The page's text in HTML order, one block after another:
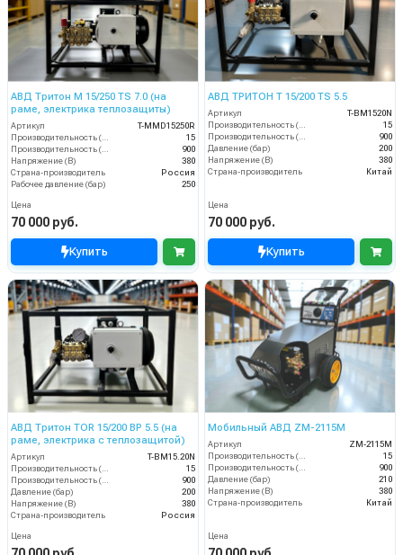
АВД Тритон M 15/250 TS 7.0 (на
раме, электрика теплозащиты)
Артикул
T-MMD15250R
15
900
Напряжение (В)
380
Страна-производитель
Россия
Рабочее давление (бар)
250
Цена
70 000 руб.
Купить
АВД ТРИТОН T 15/200 TS 5.5
Артикул
T-BM1520N
15
900
Давление (бар)
200
Напряжение (В)
380
Страна-производитель
Китай
Цена
70 000 руб.
Купить
АВД Тритон TOR 15/200 ВР 5.5 (на
раме, электрика с теплозащитой)
Артикул
T-BM15.20N
15
900
Давление (бар)
200
Напряжение (В)
380
Страна-производитель
Россия
Цена
Мобильный АВД ZM-2115М
Артикул
ZM-2115М
15
900
Давление (бар)
210
Напряжение (В)
380
Страна-производитель
Китай
Цена